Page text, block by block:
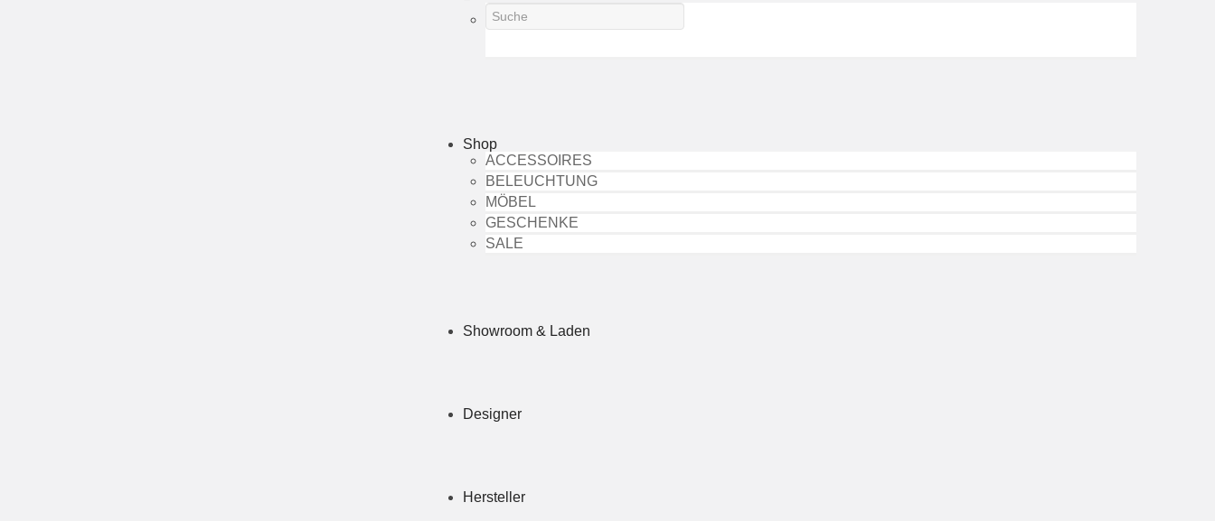
Shop
ACCESSOIRES
BELEUCHTUNG
MÖBEL
GESCHENKE
SALE
Showroom & Laden
Designer
Hersteller